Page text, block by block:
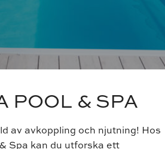
POOL & SPA
av avkoppling och njutning! Hos
Spa kan du utforska ett